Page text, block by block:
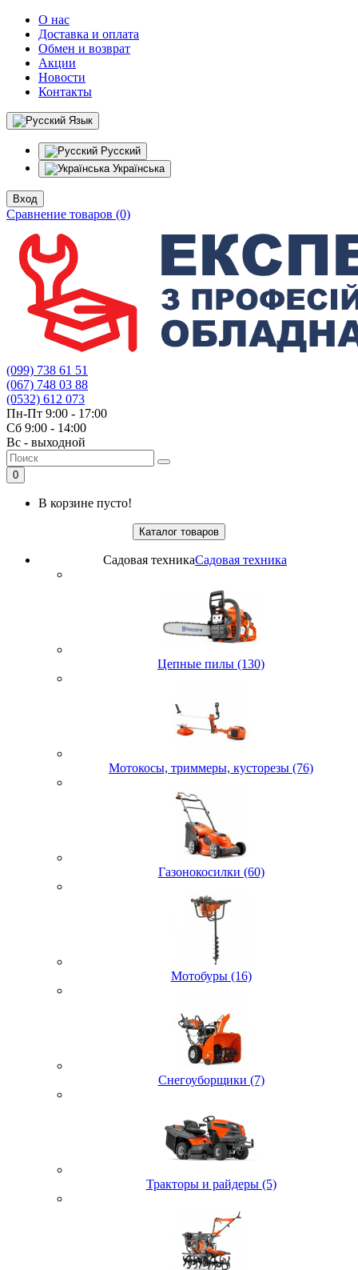
О нас
Доставка и оплата
Обмен и возврат
Акции
Новости
Контакты
Язык
Русский
Українська
Вход
Сравнение товаров (0)
(099) 738 61 51
(067) 748 03 88
(0532) 612 073
Пн-Пт 9:00 - 17:00
Сб 9:00 - 14:00
Вс - выходной
0
В корзине пусто!
Каталог товаров
Садовая техникаСадовая техника
Цепные пилы (130)
Мотокосы, триммеры, кусторезы (76)
Газонокосилки (60)
Мотобуры (16)
Снегоуборщики (7)
Тракторы и райдеры (5)